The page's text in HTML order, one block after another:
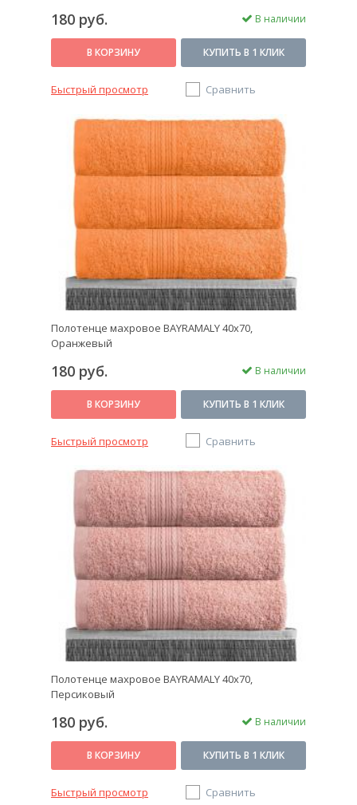
180 руб. В наличии
В КОРЗИНУ КУПИТЬ В 1 КЛИК
Быстрый просмотр Сравнить
Полотенце махровое BAYRAMALY 40х70,
Оранжевый
180 руб. В наличии
В КОРЗИНУ КУПИТЬ В 1 КЛИК
Быстрый просмотр Сравнить
Полотенце махровое BAYRAMALY 40х70,
Персиковый
180 руб. В наличии
В КОРЗИНУ КУПИТЬ В 1 КЛИК
Быстрый просмотр Сравнить